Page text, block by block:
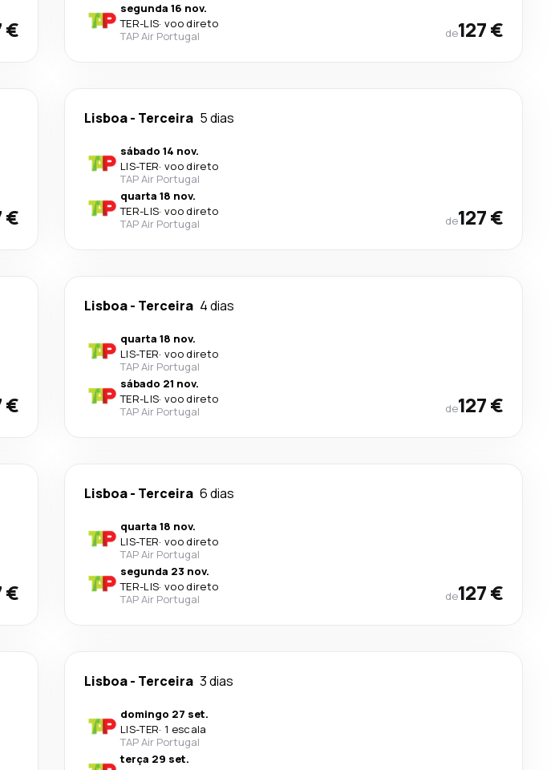
€
segunda 16 nov.
TER-LIS· voo direto
TAP Air Portugal
de127 €
€
Lisboa- Terceira 5 dias
sábado 14 nov.
LIS-TER· voo direto
TAP Air Portugal
quarta 18 nov.
TER-LIS· voo direto
TAP Air Portugal
de127 €
€
Lisboa- Terceira 4 dias
quarta 18 nov.
LIS-TER· voo direto
TAP Air Portugal
sábado 21 nov.
TER-LIS· voo direto
TAP Air Portugal
de127 €
€
Lisboa- Terceira 6 dias
quarta 18 nov.
LIS-TER· voo direto
TAP Air Portugal
segunda 23 nov.
TER-LIS· voo direto
TAP Air Portugal
de127 €
Lisboa- Terceira 3 dias
domingo 27 set.
LIS-TER· 1 escala
TAP Air Portugal
terça 29 set.